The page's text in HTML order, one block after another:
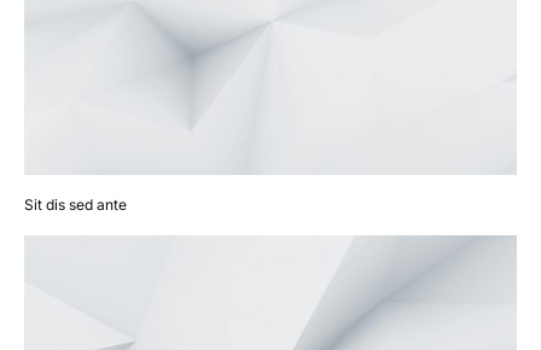
Sit dis sed ante